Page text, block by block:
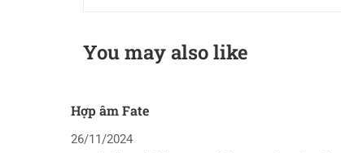
You may also like
Hợp âm Fate
26/11/2024